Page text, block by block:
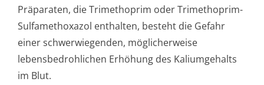
Präparaten, die Trimethoprim oder Trimethoprim-
Sulfamethoxazol enthalten, besteht die Gefahr
einer schwerwiegenden, möglicherweise
lebensbedrohlichen Erhöhung des Kaliumgehalts
im Blut.